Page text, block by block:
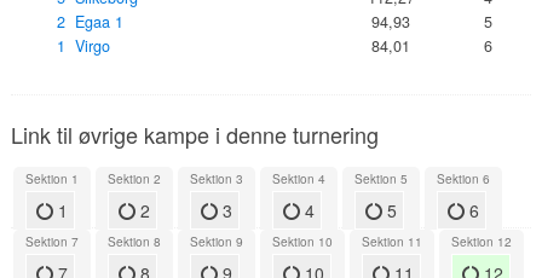
2 Egaa 1
94,93
5
1 Virgo
84,01 6
Link til øvrige kampe i denne turnering
Sektion 1
1
Sektion 2
2
Sektion 3
3
Sektion 4
4
Sektion 5
5
Sektion 6
6
Sektion 7
7
Sektion 8
8
Sektion 9
9
Sektion 10
10
Sektion 11
11
Sektion 12
12